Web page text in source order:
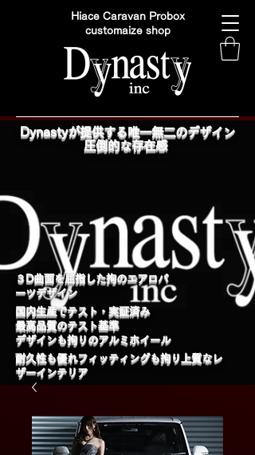
Hiace Caravan Probox
customaize shop
Dynastyが提供する唯一無二のデザイン
圧倒的な存在感
​３D曲面を屈指した拘のエアロパ
ーツデザイン
国内生産でテスト・実証済み
最高品質のテスト基準
デザインも拘りのアルミホイール
​耐久性も優れフィッティングも拘り上質なレ
ザーインテリア